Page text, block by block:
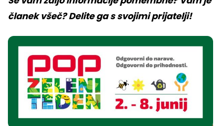
članek všeč? Delite ga s svojimi prijatelji!